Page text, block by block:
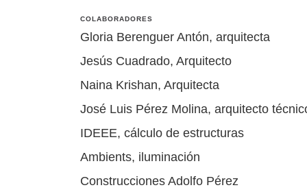
COLABORADORES
Gloria Berenguer Antón, arquitecta
Jesús Cuadrado, Arquitecto
Naina Krishan, Arquitecta
José Luis Pérez Molina, arquitecto
IDEEE, cálculo de estructuras
Ambients, iluminación
Construcciones Adolfo Pérez